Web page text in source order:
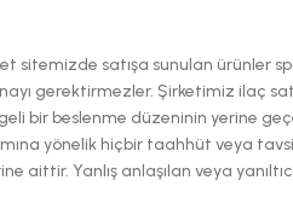
sitemizde satışa sunulan ürünler
gerektirmezler. Şirketimiz ilaç
bir beslenme düzeninin yerine
yönelik hiçbir taahhüt veya
aittir. Yanlış anlaşılan veya